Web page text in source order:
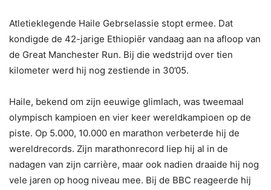
Atletieklegende Haile Gebrselassie stopt ermee. Dat
kondigde de 42-jarige Ethiopiër vandaag aan na afloop van
de Great Manchester Run. Bij die wedstrijd over tien
kilometer werd hij nog zestiende in 30’05.
Haile, bekend om zijn eeuwige glimlach, was tweemaal
olympisch kampioen en vier keer wereldkampioen op de
piste. Op 5.000, 10.000 en marathon verbeterde hij de
wereldrecords. Zijn marathonrecord liep hij al in de
nadagen van zijn carrière, maar ook nadien draaide hij nog
vele jaren op hoog niveau mee. Bij de BBC reageerde hij